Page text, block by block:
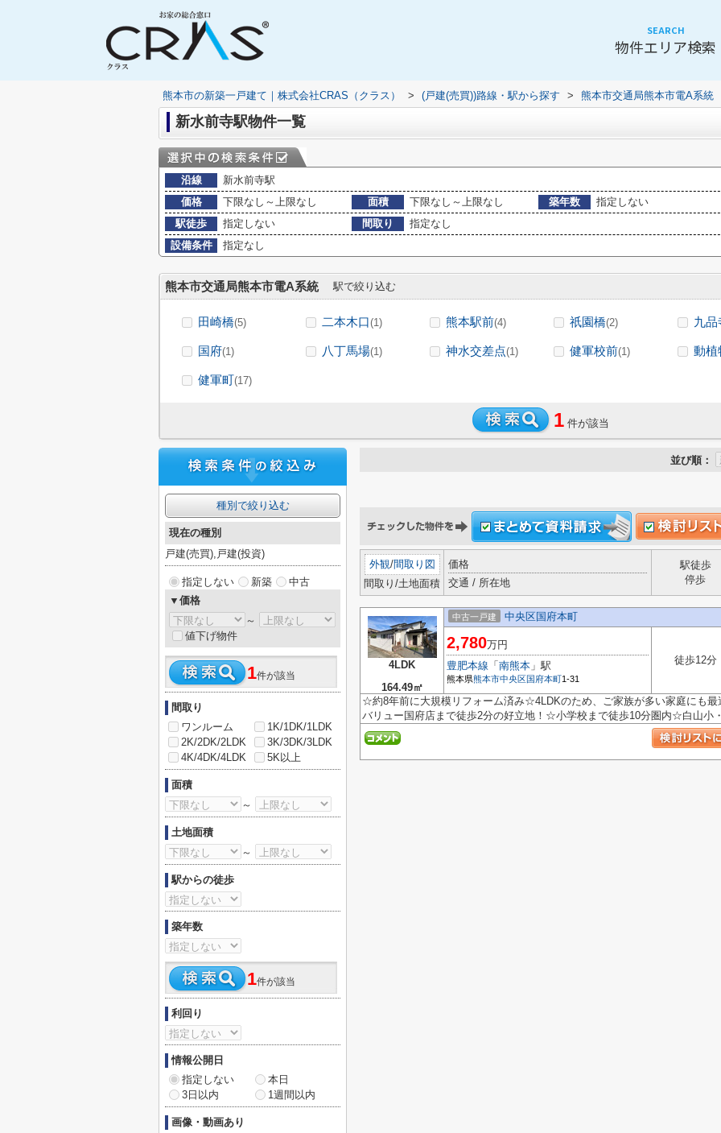
SEARCH
物件エリア検索
熊本市の新築一戸建て｜株式会社CRAS（クラス） > (戸建(売買))路線・駅から探す > 熊本市交通局熊本市電A系統
新水前寺駅物件一覧
沿線
新水前寺駅
価格
下限なし～上限なし 面積 下限なし～上限なし 築年数
指定しない
駅徒歩
指定しない 間取り
指定なし
設備条件
指定なし
熊本市交通局熊本市電A系統 駅で絞り込む
田崎橋(5) 二本木口(1) 熊本駅前(4) 祇園橋(2) 九品
国府(1) 八丁馬場(1) 神水交差点(1) 健軍校前(1) 動植
健軍町(17)
1 件が該当
並び順：
外観/間取り図
間取り/土地面積
価格
交通 / 所在地
駅徒歩
停歩
4LDK
164.49㎡
中古一戸建 中央区国府本町
2,780万円
豊肥本線 「 南熊本 」駅
熊本県熊本市中央区国府本町1-31
徒歩12分
☆約8年前に大規模リフォーム済み☆4LDKのため、ご家族が多い家庭にも
バリュー国府店まで徒歩2分の好立地！☆小学校まで徒歩10分圏内☆白山小
種別で絞り込む
現在の種別
戸建(売買),戸建(投資)
指定しない 新築
中古
▼価格
～
値下げ物件
1件が該当
間取り
ワンルーム
1K/1DK/1LDK
2K/2DK/2LDK
3K/3DK/3LDK
4K/4DK/4LDK
5K以上
面積
～
土地面積
～
駅からの徒歩
築年数
1件が該当
利回り
情報公開日
指定しない
本日
3日以内
1週間以内
画像・動画あり